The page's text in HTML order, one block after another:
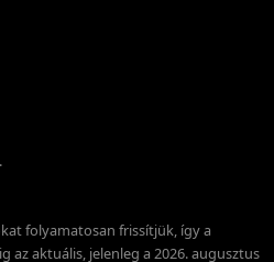
folyamatosan frissítjük, így a
aktuális, jelenleg a 2026. augusztus